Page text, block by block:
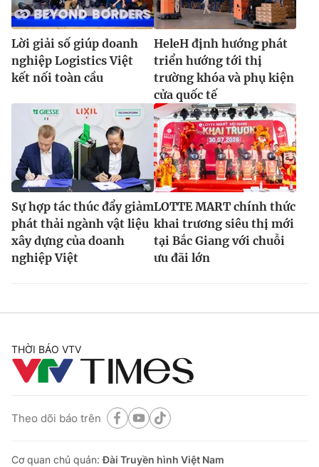
Lời giải số giúp doanh
nghiệp Logistics Việt
kết nối toàn cầu
HeleH định hướng phát
triển hướng tới thị
trường khóa và phụ kiện
cửa quốc tế
Sự hợp tác thúc đẩy giảm
phát thải ngành vật liệu
xây dựng của doanh
nghiệp Việt
LOTTE MART chính thức
khai trương siêu thị mới
tại Bắc Giang với chuỗi
ưu đãi lớn
THỜI BÁO VTV
Theo dõi báo trên
Cơ quan chủ quản:Đài Truyền hình Việt Nam